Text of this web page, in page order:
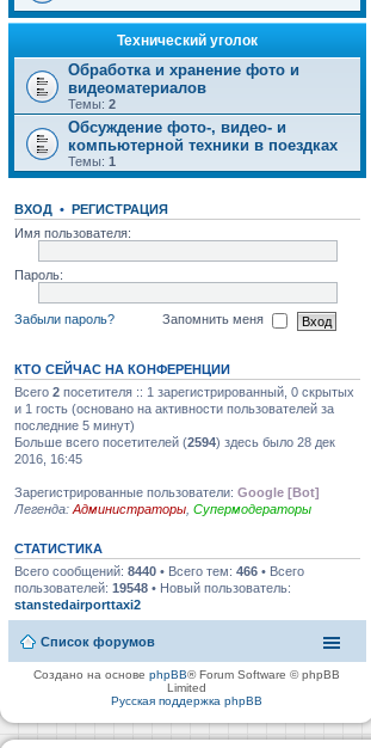
Технический уголок
Обработка и хранение фото и
видеоматериалов
Темы: 2
Обсуждение фото-, видео- и
компьютерной техники в поездках
Темы: 1
ВХОД • РЕГИСТРАЦИЯ
Имя пользователя:
Пароль:
Забыли пароль? Запомнить меня
КТО СЕЙЧАС НА КОНФЕРЕНЦИИ
Всего 2 посетителя :: 1 зарегистрированный, 0 скрытых
и 1 гость (основано на активности пользователей за
последние 5 минут)
Больше всего посетителей (2594) здесь было 28 дек
2016, 16:45
Зарегистрированные пользователи: Google [Bot]
Легенда: Администраторы Супермодераторы
СТАТИСТИКА
Всего сообщений: 8440 • Всего тем: 466 • Всего
пользователей: 19548 • Новый пользователь:
stanstedairporttaxi2
Список форумов
Создано на основеphpBB® Forum Software © phpBB
Limited
Русская поддержка phpBB